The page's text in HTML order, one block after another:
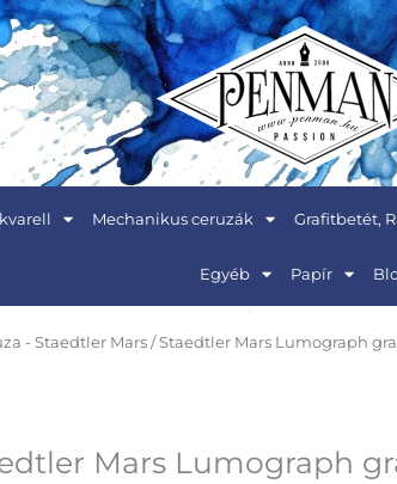
Mechanikus ceruzák Grafitbetét,
Egyéb Papír
- Staedtler Mars/ Staedtler Mars Lumograph
Mars Lumograph